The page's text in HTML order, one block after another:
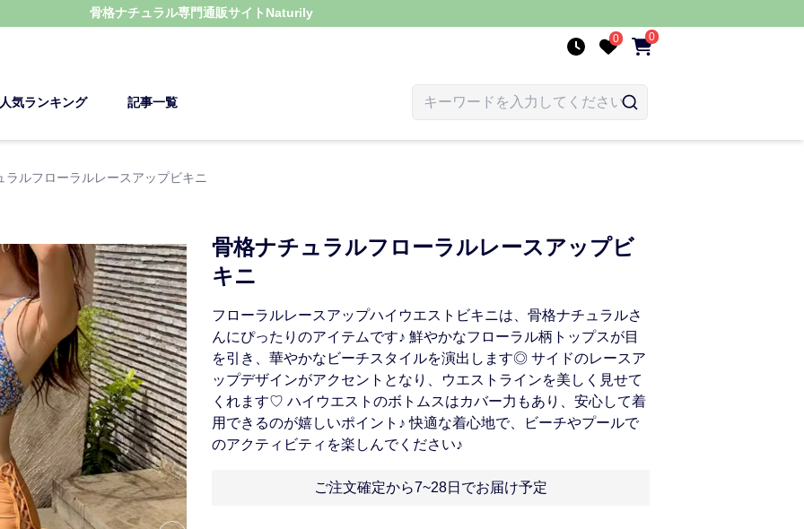
骨格ナチュラル専門通販サイト Naturily
0 0
人気ランキング 記事一覧
ラルフローラルレースアップビキニ
骨格ナチュラルフローラルレースアップビ
キニ
フローラルレースアップハイウエストビキニは、骨格ナチュラルさ
んにぴったりのアイテムです♪ 鮮やかなフローラル柄トップスが目
を引き、華やかなビーチスタイルを演出します◎ サイドのレースア
ップデザインがアクセントとなり、ウエストラインを美しく見せて
くれます♡ ハイウエストのボトムスはカバー力もあり、安心して着
用できるのが嬉しいポイント♪ 快適な着心地で、ビーチやプールで
のアクティビティを楽しんでください♪
ご注文確定から7~28日でお届け予定